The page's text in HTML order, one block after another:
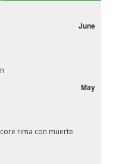
June
May
rima con muerte